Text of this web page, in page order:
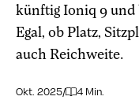
künftig Ioniq 9 und
Egal, ob Platz,
auch Reichweite.
Okt. 2025/ 4 Min.